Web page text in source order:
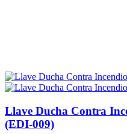
Llave Ducha Contra
(EDI-009)